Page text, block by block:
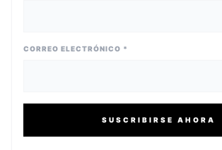
CORREO ELECTRÓNICO *
SUSCRIBIRSE AHORA